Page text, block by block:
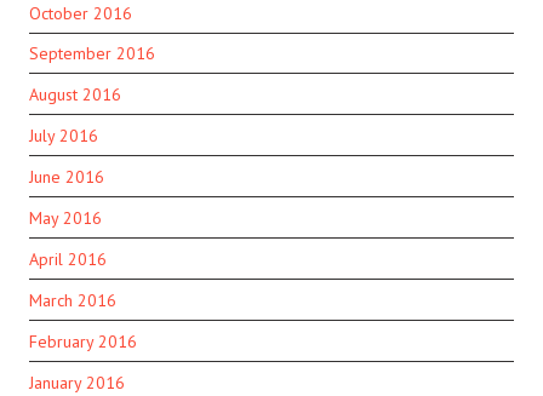
October 2016
September 2016
August 2016
July 2016
June 2016
May 2016
April 2016
March 2016
February 2016
January 2016